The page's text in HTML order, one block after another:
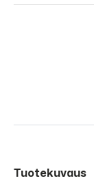
Tuotekuvaus